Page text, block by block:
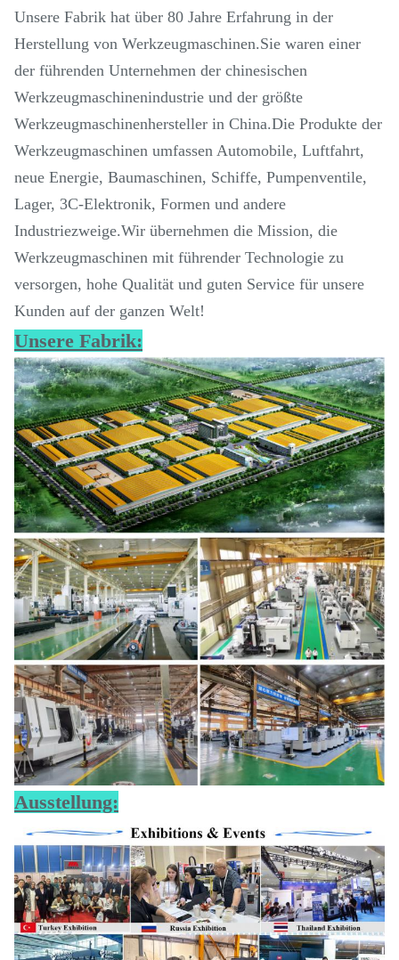
Unsere Fabrik hat über 80 Jahre Erfahrung in der
Herstellung von Werkzeugmaschinen.Sie waren einer
der führenden Unternehmen der chinesischen
Werkzeugmaschinenindustrie und der größte
Werkzeugmaschinenhersteller in China.Die Produkte der
Werkzeugmaschinen umfassen Automobile, Luftfahrt,
neue Energie, Baumaschinen, Schiffe, Pumpenventile,
Lager, 3C-Elektronik, Formen und andere
Industriezweige.Wir übernehmen die Mission, die
Werkzeugmaschinen mit führender Technologie zu
versorgen, hohe Qualität und guten Service für unsere
Kunden auf der ganzen Welt!
Unsere Fabrik:
Ausstellung: